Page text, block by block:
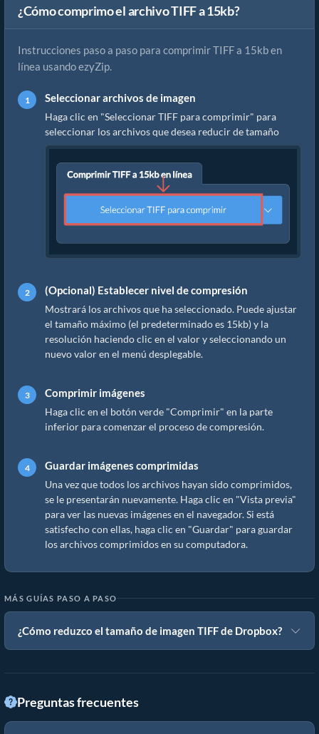
¿Cómo comprimo el archivo TIFF a 15kb?
Instrucciones paso a paso para comprimir TIFF a 15kb en
línea usando ezyZip.
Seleccionar archivos de imagen
Haga clic en "Seleccionar TIFF para comprimir" para
seleccionar los archivos que desea reducir de tamaño
(Opcional) Establecer nivel de compresión
Mostrará los archivos que ha seleccionado. Puede ajustar
el tamaño máximo (el predeterminado es 15kb) y la
resolución haciendo clic en el valor y seleccionando un
nuevo valor en el menú desplegable.
Comprimir imágenes
Haga clic en el botón verde "Comprimir" en la parte
inferior para comenzar el proceso de compresión.
Guardar imágenes comprimidas
Una vez que todos los archivos hayan sido comprimidos,
se le presentarán nuevamente. Haga clic en "Vista previa"
para ver las nuevas imágenes en el navegador. Si está
satisfecho con ellas, haga clic en "Guardar" para guardar
los archivos comprimidos en su computadora.
MÁS GUÍAS PASO A PASO
¿Cómo reduzco el tamaño de imagen TIFF de Dropbox?
Preguntas frecuentes